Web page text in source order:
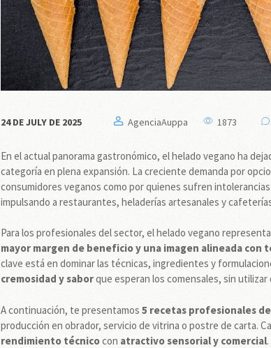
24 DE JULY DE 2025 AgenciaAuppa 1873
En el actual panorama gastronómico, el helado vegano ha
categoría en plena expansión. La creciente demanda por
consumidores veganos como por quienes sufren
impulsando a restaurantes, heladerías artesanales y
Para los profesionales del sector, el helado vegano
mayor margen de beneficio y una imagen alineada con
clave está en dominar las técnicas, ingredientes y
cremosidad y saborque esperan los comensales, sin
A continuación, te presentamos 5 recetas profesionales
producción en obrador, servicio de vitrina o postre de carta.
rendimiento técnicocon atractivo sensorial y comercial.